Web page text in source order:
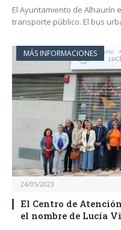
El Ayuntamiento de Alhaurín
transporte público. El bus
MÁS INFORMACIONES
24/05/2023
El Centro de
el nombre de Lucía